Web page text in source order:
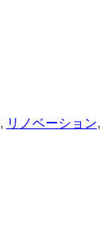
, リノベーション,